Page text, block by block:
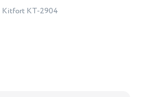
Kitfort КТ-2904